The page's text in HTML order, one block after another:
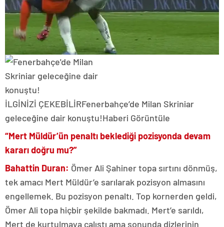
İLGİNİZİ ÇEKEBİLİRFenerbahçe’de Milan Skriniar
geleceğine dair konuştu!Haberi Görüntüle
“Mert Müldür’ün penaltı beklediği pozisyonda devam
kararı doğru mu?”
Bahattin Duran: Ömer Ali Şahiner topa sırtını dönmüş,
tek amacı Mert Müldür’e sarılarak pozisyon almasını
engellemek. Bu pozisyon penaltı. Top kornerden geldi,
Ömer Ali topa hiçbir şekilde bakmadı. Mert’e sarıldı,
Mert de kurtulmaya çalıştı ama sonunda dizlerinin